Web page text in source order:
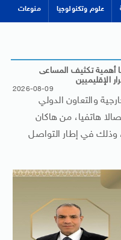
علوم وتكنولوجيا منوعات
أهمية تكثيف المساعى
الإقليميين
2026-08-09
والتعاون الدولي
هاتفيا، من هاكان
وذلك في إطار التواصل